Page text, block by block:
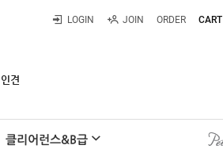
LOGIN JOIN ORDER CART
인견
클리어런스&B급